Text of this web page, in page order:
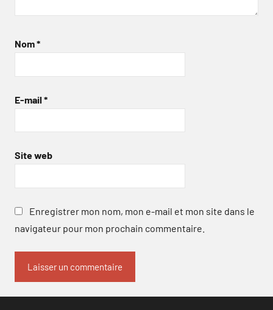
Nom*
E-mail *
Site web
Enregistrer mon nom, mon e-mail et mon site dans le
navigateur pour mon prochain commentaire.